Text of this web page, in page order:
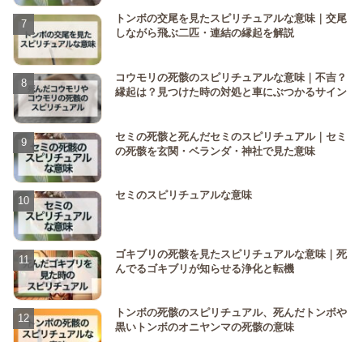
トンボの交尾を見たスピリチュアルな意味｜交尾
しながら飛ぶ二匹・連結の縁起を解説
コウモリの死骸のスピリチュアルな意味｜不吉？
縁起は？見つけた時の対処と車にぶつかるサイン
セミの死骸と死んだセミのスピリチュアル｜セミ
の死骸を玄関・ベランダ・神社で見た意味
セミのスピリチュアルな意味
ゴキブリの死骸を見たスピリチュアルな意味｜死
んでるゴキブリが知らせる浄化と転機
トンボの死骸のスピリチュアル、死んだトンボや
黒いトンボのオニヤンマの死骸の意味